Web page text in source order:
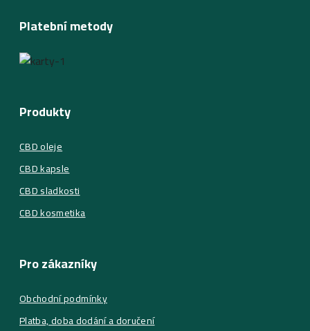
Pro zákazníky
Obchodní podmínky
Platba, doba dodání a doručení
Produkty
CBD oleje
CBD kapsle
CBD sladkosti
CBD kosmetika
Platební metody